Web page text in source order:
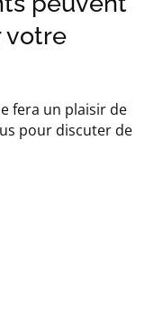
votre
fera un plaisir de
pour discuter de